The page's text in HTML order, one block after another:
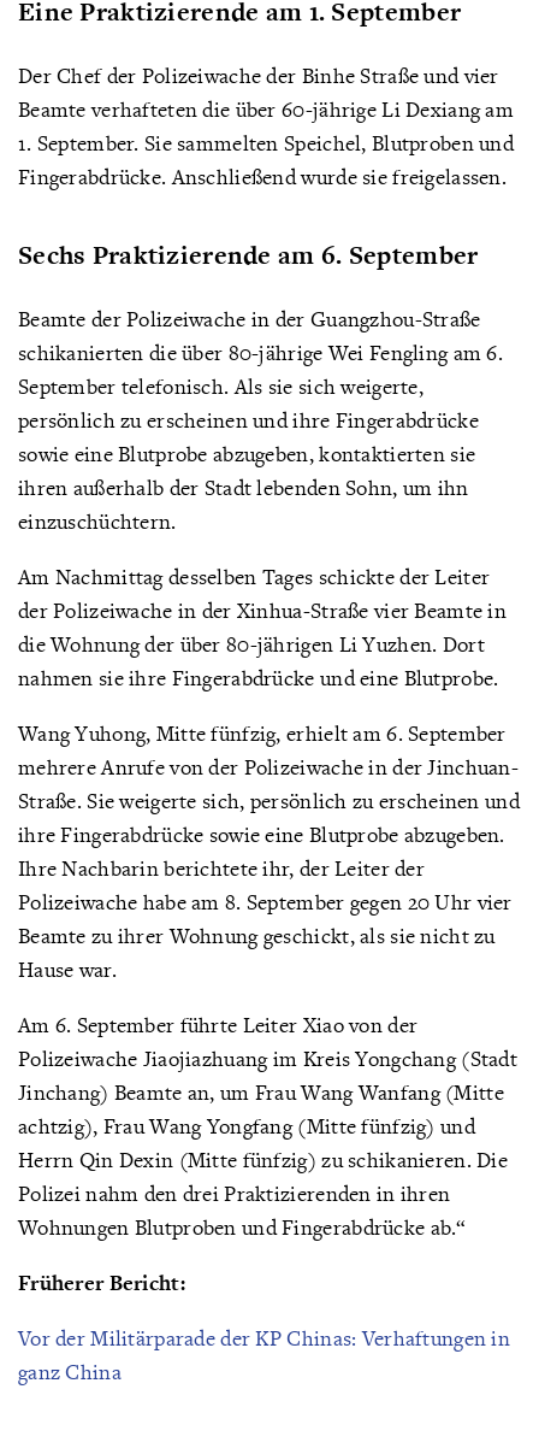
Eine Praktizierende am 1. September
Der Chef der Polizeiwache der Binhe Straße und vier
Beamte verhafteten die über 60-jährige Li Dexiang am
1. September. Sie sammelten Speichel, Blutproben und
Fingerabdrücke. Anschließend wurde sie freigelassen.
Sechs Praktizierende am 6. September
Beamte der Polizeiwache in der Guangzhou-Straße
schikanierten die über 80-jährige Wei Fengling am 6.
September telefonisch. Als sie sich weigerte,
persönlich zu erscheinen und ihre Fingerabdrücke
sowie eine Blutprobe abzugeben, kontaktierten sie
ihren außerhalb der Stadt lebenden Sohn, um ihn
einzuschüchtern.
Am Nachmittag desselben Tages schickte der Leiter
der Polizeiwache in der Xinhua-Straße vier Beamte in
die Wohnung der über 80-jährigen Li Yuzhen. Dort
nahmen sie ihre Fingerabdrücke und eine Blutprobe.
Wang Yuhong, Mitte fünfzig, erhielt am 6. September
mehrere Anrufe von der Polizeiwache in der Jinchuan-
Straße. Sie weigerte sich, persönlich zu erscheinen und
ihre Fingerabdrücke sowie eine Blutprobe abzugeben.
Ihre Nachbarin berichtete ihr, der Leiter der
Polizeiwache habe am 8. September gegen 20 Uhr vier
Beamte zu ihrer Wohnung geschickt, als sie nicht zu
Hause war.
Am 6. September führte Leiter Xiao von der
Polizeiwache Jiaojiazhuang im Kreis Yongchang (Stadt
Jinchang) Beamte an, um Frau Wang Wanfang (Mitte
achtzig), Frau Wang Yongfang (Mitte fünfzig) und
Herrn Qin Dexin (Mitte fünfzig) zu schikanieren. Die
Polizei nahm den drei Praktizierenden in ihren
Wohnungen Blutproben und Fingerabdrücke ab.“
Früherer Bericht:
Vor der Militärparade der KP Chinas: Verhaftungen in
ganz China